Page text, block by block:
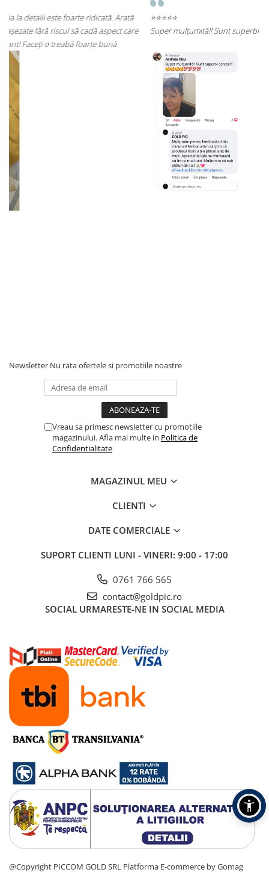
⭐⭐⭐⭐⭐
Super mulțumită!! Sunt superbi cerceii!!!
Newsletter Nu rata ofertele si promotiile noastre
Vreau sa primesc newsletter cu promotiile
magazinului. Afla mai multe in Politica de
Confidentialitate
MAGAZINUL MEU
CLIENTI
DATE COMERCIALE
SUPORT CLIENTI LUNI - VINERI: 9:00 - 17:00
0761 766 565
contact@goldpic.ro
SOCIAL URMARESTE-NE IN SOCIAL MEDIA
@Copyright PICCOM GOLD SRL Platforma E-commerce by Gomag